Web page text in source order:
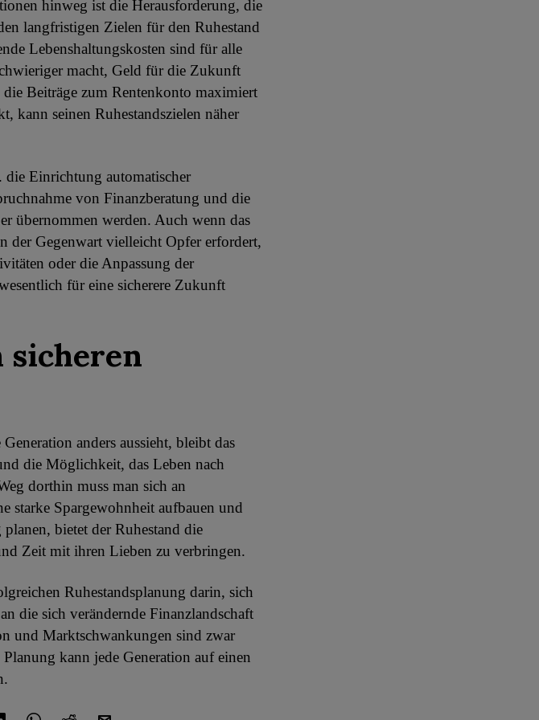
hinweg ist die Herausforderung, die
langfristigen Zielen für den Ruhestand
Lebenshaltungskosten sind für alle
macht, Geld für die Zukunft
Beiträge zum Rentenkonto maximiert
kann seinen Ruhestandszielen näher
die Einrichtung automatischer
von Finanzberatung und die
übernommen werden. Auch wenn das
der Gegenwart vielleicht Opfer erfordert,
oder die Anpassung der
für eine sicherere Zukunft
sicheren
anders aussieht, bleibt das
die Möglichkeit, das Leben nach
dorthin muss man sich an
starke Spargewohnheit aufbauen und
bietet der Ruhestand die
Zeit mit ihren Lieben zu verbringen.
Ruhestandsplanung darin, sich
die sich verändernde Finanzlandschaft
und Marktschwankungen sind zwar
kann jede Generation auf einen